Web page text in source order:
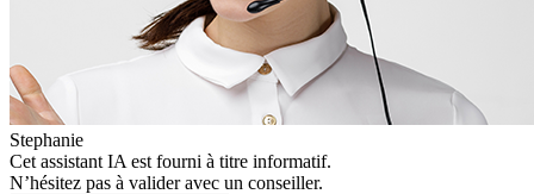
Stephanie
Cet assistant IA est fourni à titre informatif.
N’hésitez pas à valider avec un conseiller.